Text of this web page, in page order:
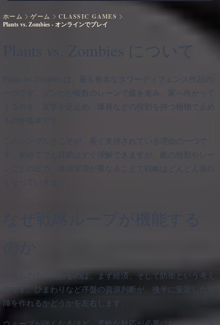
ホーム ゲーム
CLASSIC GAMES
Plants vs. Zombies - オンラインでプレイ
Plants vs. Zombies について
Plants vs. Zombies は、最も有名なタワーディフェンス作品の
一つです。ゾンビが複数のレーンで庭を進み、家へ向かって
くるのを、攻撃や足止め、爆発などの役割を持つ植物で止め
このシンプルさこそが、長く支持されている理由の一つで
す。初めてでも目的はすぐ理解できますが、敵の種類やレー
ンごとの圧力、資源管理が重なることで戦略はどんどん面白
ゲームの中心にあるのは、まず経済、そして防衛という考え
方です。ひまわりなど序盤の資源判断が、後半に安定した布
陣を作れるかどうかを左右します。